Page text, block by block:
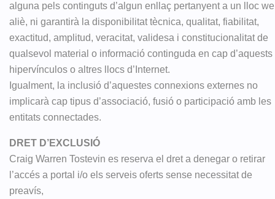
alguna pels continguts d’algun enllaç pertanyent a un lloc
aliè, ni garantirà la disponibilitat tècnica, qualitat, fiabilitat,
exactitud, amplitud, veracitat, validesa i constitucionalitat de
qualsevol material o informació continguda en cap d’aquests
hipervínculos o altres llocs d’Internet.
Igualment, la inclusió d’aquestes connexions externes no
implicarà cap tipus d’associació, fusió o participació amb les
entitats connectades.
DRET D’EXCLUSIÓ
Craig Warren Tostevin es reserva el dret a denegar o retirar
l’accés a portal i/o els serveis oferts sense necessitat de
preavís,